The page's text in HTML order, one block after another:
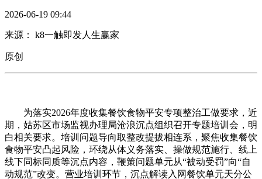
2026-06-19 09:44
来源： k8一触即发人生赢家
原创
为落实2026年度收集餐饮食物平安专项整治工做要求，近
期，姑苏区市场监视办理局沧浪沉点组织召开专题培训会，明
白相关要求。培训问题导向取整改提拔相连系，聚焦收集餐饮
食物平安凸起风险，环绕从体义务落实、操做规范施行、线上
线下同标同质等沉点内容，鞭策问题单元从“被动受罚”向“自
动规范”改变。营业培训环节，沉点解读入网餐饮单元天分公